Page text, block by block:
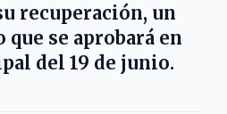
recuperación, un
se aprobará en
del 19 de junio.